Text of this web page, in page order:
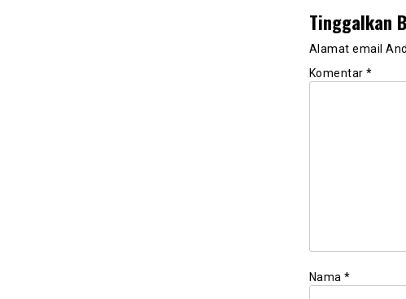
Tinggalkan
Alamat email
Komentar *
Nama *